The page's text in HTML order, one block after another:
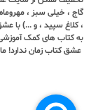
گاج ، خیلی سبز ،
، کلاغ سپید ، و ...) با
به کتاب های کمک
عشق کتاب زمان ندارد!